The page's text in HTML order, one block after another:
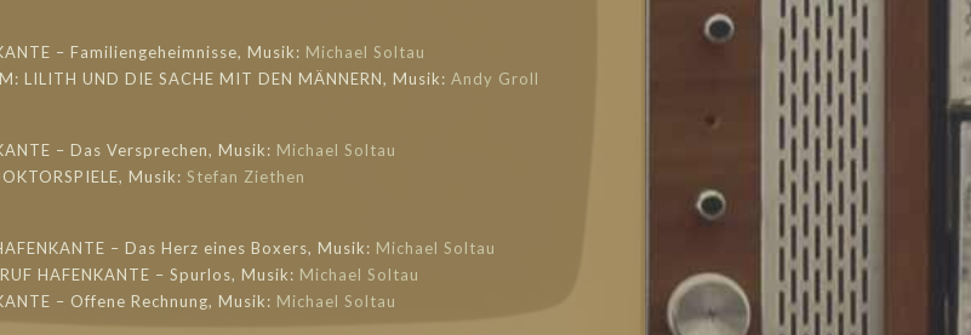
– Familiengeheimnisse, Musik: Michael Soltau
LILITH UND DIE SACHE MIT DEN MÄNNERN, Musik: Andy Groll
– Das Versprechen, Musik: Michael Soltau
Musik: Stefan Ziethen
– Das Herz eines Boxers, Musik: Michael Soltau
HAFENKANTE – Spurlos, Musik: Michael Soltau
– Offene Rechnung, Musik: Michael Soltau